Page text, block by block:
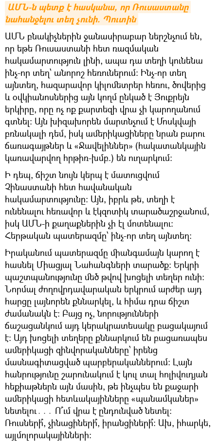
ԱՄՆ-ն պետք է հասկանա, որ Ռուսաստանը
նահանջելու տեղ չունի. Պուտին
ԱՄՆ բնակիչներին ջանասիրաբար ներշնչում են,
որ եթե Ռուսաստանի հետ ռազմական
հակամարտություն լինի, ապա դա տեղի կունենա
ինչ-որ տեղ՝ անորոշ հեռուներում։ Ինչ-որ տեղ
այնտեղ, հազարավոր կիլոմետրեր հեռու, ծովերից
և օվկիանոսներից այն կողմ ընկած է Յուքրեյն
երկիրը, որը ոչ ոք քարտեզի վրա չի կարողանում
գտնել: Այն խիզախորեն մարտնչում է Մոսկվայի
բռնակալի դեմ, իսկ ամերիկացիները նրան բարու
ճառագայթներ և «Ջավելիններ» (հակատանկային
կառավարվող հրթիռ-խմբ.) են ուղարկում։
Ի դեպ, ճիշտ նույն կերպ է մատուցվում
Չինաստանի հետ հավանական
հակամարտությունը։ Այն, իբրև թե, տեղի է
ունենալու հեռավոր և էկզոտիկ տարածաշրջանում,
իսկ ԱՄՆ-ի քաղաքներին չի էլ մոտենալու։
Հերթական պատերազմը՝ ինչ-որ տեղ այնտեղ։
Իրականում պատերազմը միանգամայն կարող է
հասնել Միացյալ Նահանգների տարածք։ Երկրի
պաշտպանությունը մեծ թվով խոցելի տեղեր ունի։
Նորմալ ժողովրդավարական երկրում արժեր այդ
հարցը լայնորեն քննարկել, և հիմա դրա ճիշտ
ժամանակն է։ Բայց ոչ, նորությունների
ճաշացանկում այդ կերակրատեսակը բացակայում
է։ Այդ խոցելի տեղերը քննարկում են բացառապես
ամերիկացի զինվորականները՝ իրենց
մասնագիտացված պարբերականներում։ Լայն
հանրությունը շարունակում է կուլ տալ հոլիվուդյան
հեքիաթներն այն մասին, թե ինչպես են քաջարի
ամերիկացի հետևակայինները «պանամկաներ»
նետելու․․․ Ո՞ւմ վրա է ընդունված նետել։
Ռուսների՞, չինացիների՞, իրանցիների՞։ Ախ, իհարկե,
այլմոլորակայինների։